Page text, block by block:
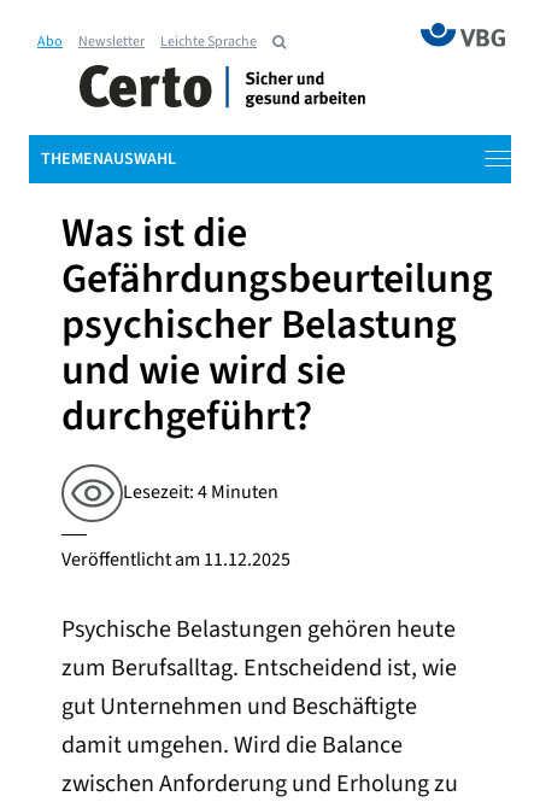
Abo Newsletter Leichte Sprache
THEMENAUSWAHL
Was ist die
Gefährdungsbeurteilung
psychischer Belastung
und wie wird sie
durchgeführt?
Lesezeit: 4 Minuten
Veröffentlicht am 11.12.2025
Psychische Belastungen gehören heute
zum Berufsalltag. Entscheidend ist, wie
gut Unternehmen und Beschäftigte
damit umgehen. Wird die Balance
zwischen Anforderung und Erholung zu